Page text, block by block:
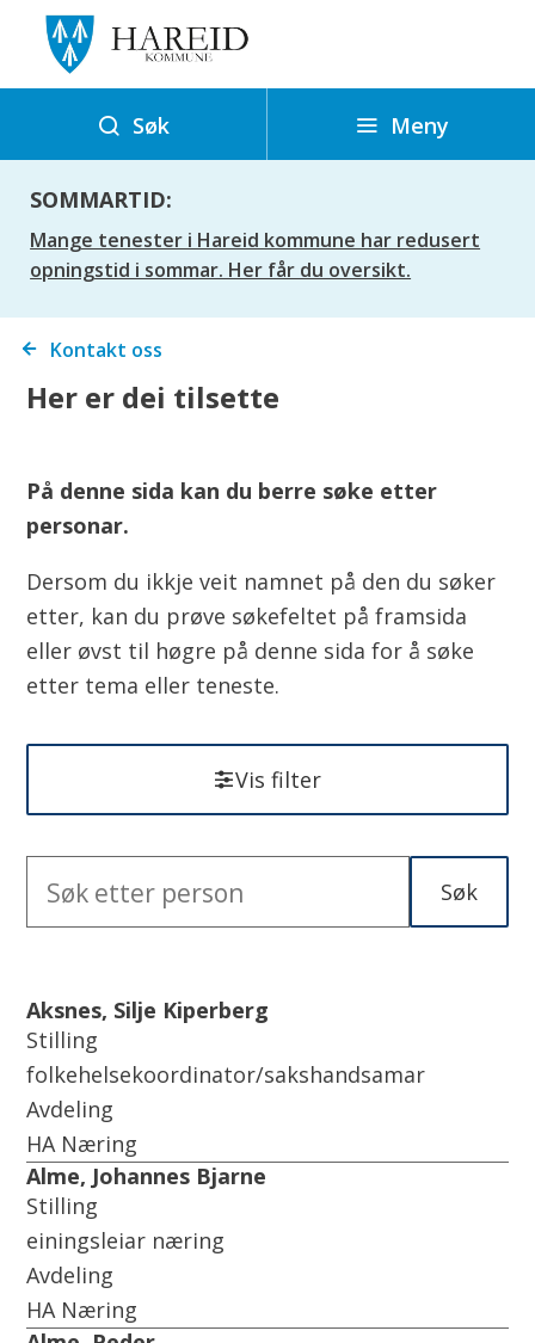
r
i
k
o
m
Søk Meny
SOMMARTID:
Mange tenester i Hareid kommune har redusert
opningstid i sommar. Her får du oversikt.
Du
her:
Kontakt oss
Her er dei tilsette
På denne sida kan du berre søke etter
personar.
Dersom du ikkje veit namnet på den du søker
etter, kan du prøve søkefeltet på framsida
eller øvst til høgre på denne sida for å søke
etter tema eller teneste.
Vis filter
Søketekst Søk
s
u
l
t
a
t
Aksnes, Silje Kiperberg
Stilling
folkehelsekoordinator/sakshandsamar
Avdeling
HA Næring
Alme, Johannes Bjarne
Stilling
einingsleiar næring
Avdeling
HA Næring